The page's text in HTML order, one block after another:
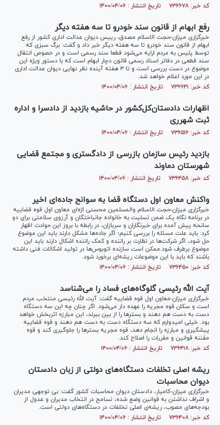
کد خبر: ۷۳۶۶۷۸ تاریخ انتشار : ۱۴۰۰/۰۴/۰۶
رفع ابهام از قانون سند خودرو تا سه هفته دیگر
خبرگزاری میزان-حجت الاسلام مصدق، رییس دیوان عدالت اداری کشور از رفع
ابهام از قانون سند خودرو تا سه هفته دیگر خبر داد و گفت: برگ سبزی که
توسط پلیس به مردم ارایه می‌شود قطعا سند رسمی است و در خصوص انتقال
سند قطعی در دفاتر اسناد رسمی قانون دچار ابهام است که با دستور ویژه این
موضوع در دست بررسی است و تا ۳ هفته آینده نظر نهایی دیوان عدالت اداری
در این مورد اعلام خواهد شد.
کد خبر: ۷۳۶۶۴۱ تاریخ انتشار : ۱۴۰۰/۰۴/۰۶
اظهارات دادستان‌کل‌کشور در حاشیه بازدید از دادسرا و اداره
ثبت شهرری
کد خبر: ۷۳۶۵۱۶ تاریخ انتشار : ۱۴۰۰/۰۴/۰۶
بازدید رئیس سازمان بازرسی از دادگستری و مجتمع قضایی
شهرستان دماوند
کد خبر: ۷۳۶۴۵۸ تاریخ انتشار : ۱۴۰۰/۰۴/۰۶
واکنش معاون اول دستگاه قضا به سوانح جاده‌ای اخیر
خبرگزاری میزان-حجت الاسلام والمسلمین محسنی اژه‌ای معاون اول قوه قضاییه
در برنامه نگاه یک ضمن تسلیت به خانواده جانباختگان و آرزوی سلامتی برای دو
سانحه پیش آمده برای خبرنگاران و سربازان، در رابطه با بروز این حوادث اظهار
کرد: باید علت مسئله را بررسی کنیم؛ اگر جاده‌ها مشکل دارند باید این موضوع
حل شود، اگر شرکت‌ها در نظارت بر راننده و کمک راننده اشکال دارند باید این
موضوع برطرف شود.ممکن است سازنده اتوبوس‌ها در تولید اشکالات فنی داشته
باشند که باید با این موضوعات ریشه‌ای برخورد شود.
کد خبر: ۷۳۶۴۵۰ تاریخ انتشار : ۱۴۰۰/۰۴/۰۶
آیت الله رئیسی گلوگاه‌های فساد را می‌شناسد
خبرگزاری میزان-معاون اول قوه قضاییه گفت: آیت الله رئیسی منتخب مردم
است و سکان قوه مجریه را عهده دار می‌شود. اگر چنان چه این سه دستگاه
دست به دست هم دهند و بستر‌ها را از بین ببرند، این مبارزه اثربخش خواهد
بود. خیلی امیدوارم که سه دستگاه دست به دست هم دهند و قوه قضاییه
پیشگیری و مبارزه را انجام دهد، قوه مجریه بستر‌ها را جلوگیری کند و قوه
مقننه قوانین و مقررات را اصلاح کند.
کد خبر: ۷۳۶۴۱۸ تاریخ انتشار : ۱۴۰۰/۰۴/۰۶
ریشه اصلی تخلفات دستگاه‌های دولتی از زبان دادستان
دیوان محاسبات
خبرگزاری میزان-کامیار، دادستان دیوان محاسبات کشور گفت: بی توجهی مدیران
و اشراف نداشتن به قوانین وضع شده، تسامح در انتخاب مدیران و عدول از
بودجه‌های مصوب، ریشه‌ی اصلی تخلفات در دستگاه‌های دولتی است.
کد خبر: ۷۳۶۴۰۸ تاریخ انتشار : ۱۴۰۰/۰۴/۰۶